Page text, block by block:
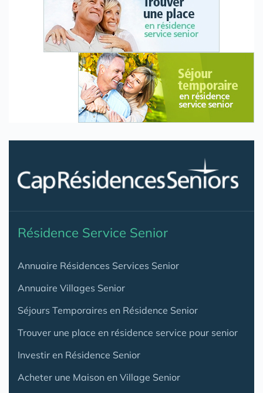
Résidence Service Senior
Annuaire Résidences Services Senior
Annuaire Villages Senior
Séjours Temporaires en Résidence Senior
Trouver une place en résidence service pour senior
Investir en Résidence Senior
Acheter une Maison en Village Senior